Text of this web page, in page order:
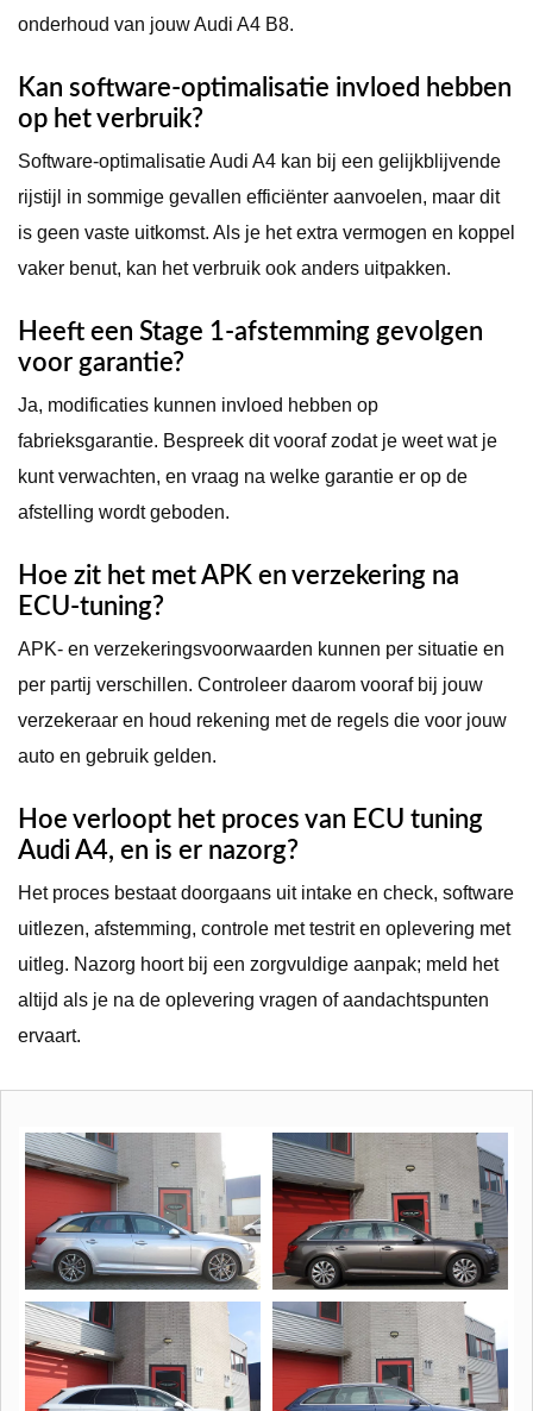
onderhoud van jouw Audi A4 B8.
Kan software-optimalisatie invloed hebben
op het verbruik?
Software-optimalisatie Audi A4 kan bij een gelijkblijvende
rijstijl in sommige gevallen efficiënter aanvoelen, maar dit
is geen vaste uitkomst. Als je het extra vermogen en koppel
vaker benut, kan het verbruik ook anders uitpakken.
Heeft een Stage 1-afstemming gevolgen
voor garantie?
Ja, modificaties kunnen invloed hebben op
fabrieksgarantie. Bespreek dit vooraf zodat je weet wat je
kunt verwachten, en vraag na welke garantie er op de
afstelling wordt geboden.
Hoe zit het met APK en verzekering na
ECU-tuning?
APK- en verzekeringsvoorwaarden kunnen per situatie en
per partij verschillen. Controleer daarom vooraf bij jouw
verzekeraar en houd rekening met de regels die voor jouw
auto en gebruik gelden.
Hoe verloopt het proces van ECU tuning
Audi A4, en is er nazorg?
Het proces bestaat doorgaans uit intake en check, software
uitlezen, afstemming, controle met testrit en oplevering met
uitleg. Nazorg hoort bij een zorgvuldige aanpak; meld het
altijd als je na de oplevering vragen of aandachtspunten
ervaart.